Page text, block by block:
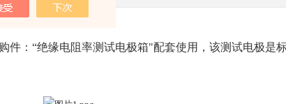
件： “绝缘电阻率测试电极箱"配套使用，该测试电极是